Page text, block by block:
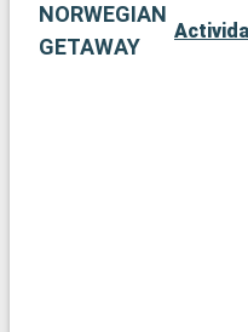
NORWEGIAN
GETAWAY